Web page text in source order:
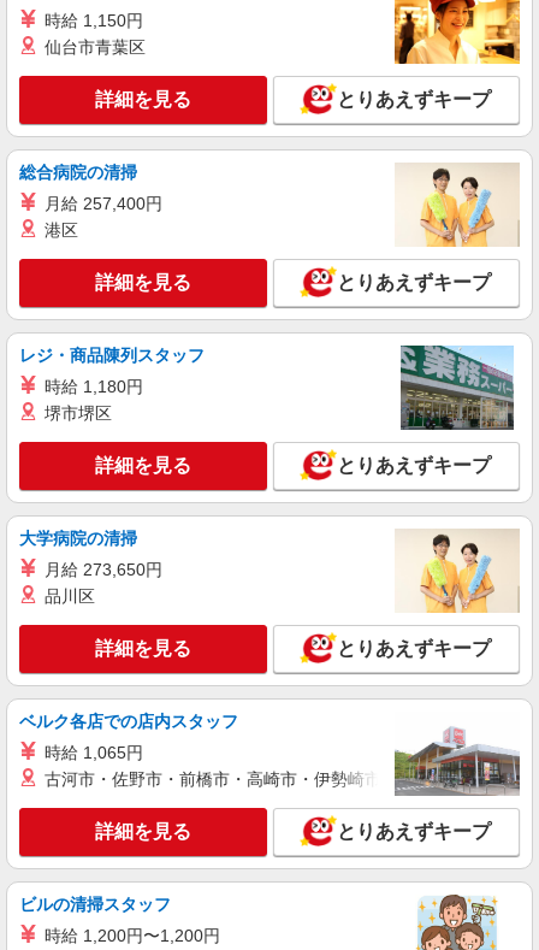
■ソフトバンク販売契約社員【千葉市中央区エ
キープ 詳細を見る
正社員
ソフトバンク千葉店
【店長職】ソフトバンクショップの携帯販売ス
ヶ月 月給25万円以上 ※経験・能力による 【試用
期間】月給 260000 円 〜 322000 円
■ソフトバンク千葉店 千葉県 千葉市中央区 富
1F
キープ 詳細を見る
株式会社日本パーソナルビジネス 首都圏支社（T11_187）
≪携帯販売｜家電量販店のauコーナー≫
時給1700円〜1800円 ◆交通費規定支給◆直雇
キープ 詳細を見る
派遣社員
株式会社日本パーソナルビジネス 首都圏支社（T11_212）
≪携帯販売｜家電量販店のauコーナー≫
時給1700円〜1800円 ◆交通費規定支給◆直雇
用へ切替後：月給286,200円＋交通費
千葉県千葉市中央区川崎町
キープ 詳細を見る
株式会社日本パーソナルビジネス 首都圏支社（T11_1201）
時給 1,150円
仙台市青葉区
詳細を見る とりあえずキープ
総合病院の清掃
月給 257,400円
港区
詳細を見る とりあえずキープ
レジ・商品陳列スタッフ
時給 1,180円
堺市堺区
詳細を見る とりあえずキープ
大学病院の清掃
月給 273,650円
品川区
詳細を見る とりあえずキープ
ベルク各店での店内スタッフ
時給 1,065円
古河市・佐野市・前橋市・高崎市・伊勢崎市・太田市・館林市
詳細を見る とりあえずキープ
ビルの清掃スタッフ
時給 1,200円〜1,200円